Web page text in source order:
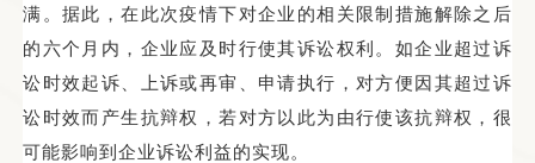
满。据此，在此次疫情下对企业的相关限制措施解除之后
的六个月内，企业应及时行使其诉讼权利。如企业超过诉
讼时效起诉、上诉或再审、申请执行，对方便因其超过诉
讼时效而产生抗辩权，若对方以此为由行使该抗辩权，很
可能影响到企业诉讼利益的实现。